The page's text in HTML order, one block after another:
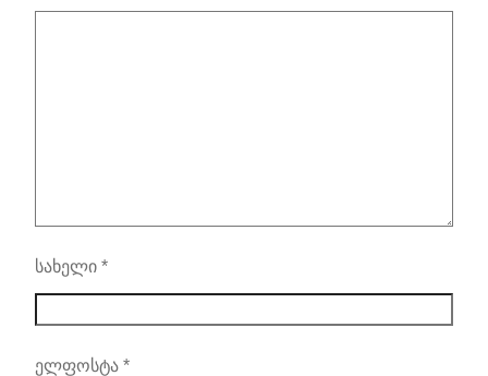
სახელი *
ელფოსტა *